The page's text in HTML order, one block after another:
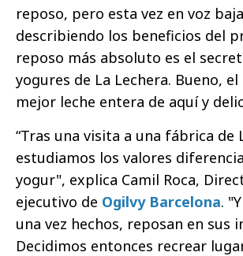
reposo, pero esta vez en voz
describiendo los beneficios del
reposo más absoluto es el
yogures de La Lechera. Bueno,
mejor leche entera de aquí y
“Tras una visita a una fábrica de
estudiamos los valores
yogur", explica Camil Roca,
ejecutivo de Ogilvy Barcelona.
una vez hechos, reposan en sus
Decidimos entonces recrear